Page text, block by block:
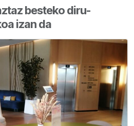
besteko diru-
izan da